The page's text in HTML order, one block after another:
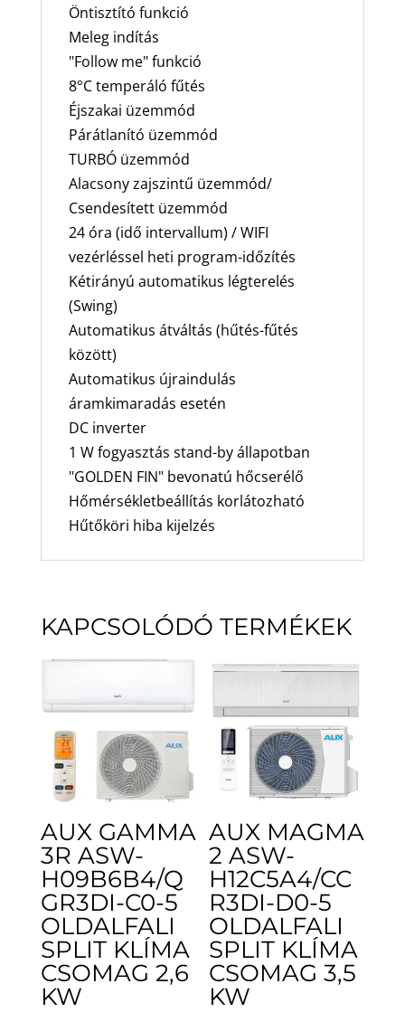
Öntisztító funkció
Meleg indítás
"Follow me" funkció
8°C temperáló fűtés
Éjszakai üzemmód
Párátlanító üzemmód
TURBÓ üzemmód
Alacsony zajszintű üzemmód/
Csendesített üzemmód
24 óra (idő intervallum) / WIFI
vezérléssel heti program-időzítés
Kétirányú automatikus légterelés
(Swing)
Automatikus átváltás (hűtés-fűtés
között)
Automatikus újraindulás
áramkimaradás esetén
DC inverter
1 W fogyasztás stand-by állapotban
"GOLDEN FIN" bevonatú hőcserélő
Hőmérsékletbeállítás korlátozható
Hűtőköri hiba kijelzés
KAPCSOLÓDÓ TERMÉKEK
AUX GAMMA
3R ASW-
H09B6B4/Q
GR3DI-C0-5
OLDALFALI
SPLIT KLÍMA
CSOMAG 2,6
KW
AUX MAGMA
2 ASW-
H12C5A4/CC
R3DI-D0-5
OLDALFALI
SPLIT KLÍMA
CSOMAG 3,5
KW